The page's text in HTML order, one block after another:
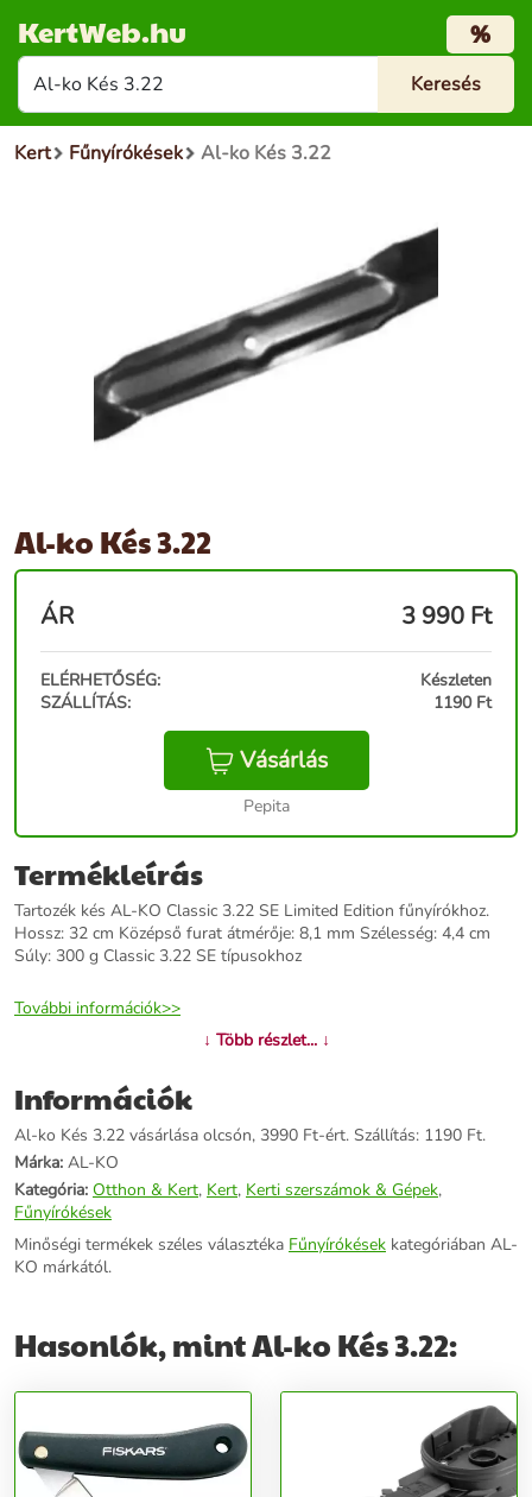
KertWeb.hu %
Kert Fűnyírókések Al-ko Kés 3.22
Al-ko Kés 3.22
ÁR 3 990 Ft
ELÉRHETŐSÉG:
Készleten
SZÁLLÍTÁS:
1190 Ft
Vásárlás
Pepita
Termékleírás
Tartozék kés AL-KO Classic 3.22 SE Limited Edition fűnyírókhoz.
Hossz: 32 cm Középső furat átmérője: 8,1 mm Szélesség: 4,4 cm
Súly: 300 g Classic 3.22 SE típusokhoz
További információk>>
↓ Több részlet... ↓
Információk
Al-ko Kés 3.22 vásárlása olcsón, 3990 Ft-ért. Szállítás: 1190 Ft.
Márka: AL-KO
Kategória: Otthon & Kert, Kert, Kerti szerszámok & Gépek,
Fűnyírókések
Minőségi termékek széles választéka Fűnyírókések kategóriában AL-
KO márkától.
Hasonlók, mint Al-ko Kés 3.22: